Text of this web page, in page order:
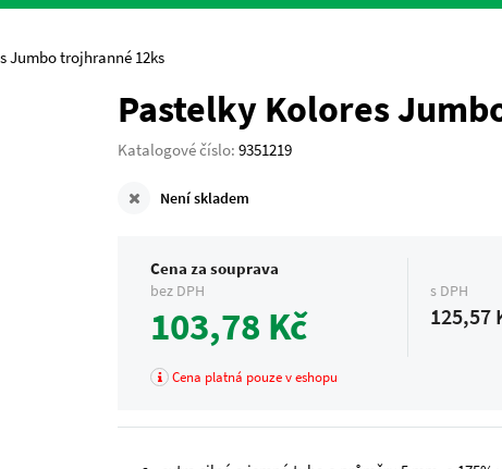
Jumbo trojhranné 12ks
Pastelky Kolores
Katalogové číslo:9351219
Není skladem
Cena za souprava
bez DPH
103,78 Kč
s DPH
125,57
Cena platná pouze v eshopu